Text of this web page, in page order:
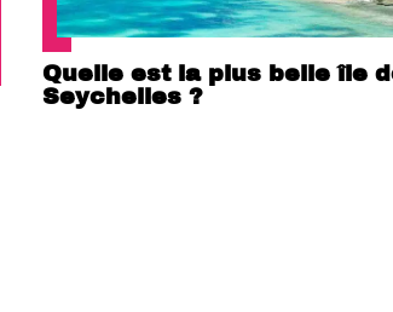
Quelle est la plus belle île
Seychelles ?